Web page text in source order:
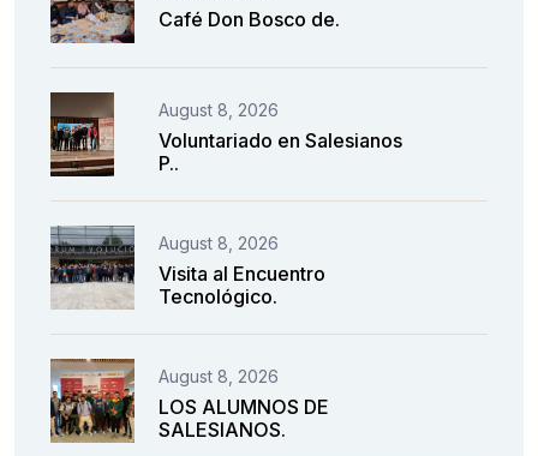
Café Don Bosco de.
August 8, 2026
Voluntariado en Salesianos
P..
August 8, 2026
Visita al Encuentro
Tecnológico.
August 8, 2026
LOS ALUMNOS DE
SALESIANOS.